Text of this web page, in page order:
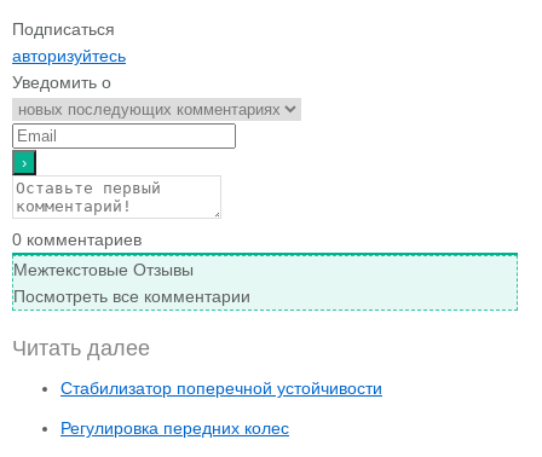
Подписаться
авторизуйтесь
Уведомить о
0 комментариев
Межтекстовые Отзывы
Посмотреть все комментарии
Читать далее
Стабилизатор поперечной устойчивости
Регулировка передних колес